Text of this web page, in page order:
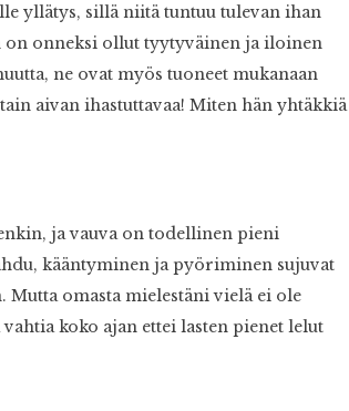
yllätys, sillä niitä tuntuu tulevan ihan
on onneksi ollut tyytyväinen ja iloinen
ne ovat myös tuoneet mukanaan
aivan ihastuttavaa! Miten hän yhtäkkiä
ja vauva on todellinen pieni
kääntyminen ja pyöriminen sujuvat
Mutta omasta mielestäni vielä ei ole
koko ajan ettei lasten pienet lelut